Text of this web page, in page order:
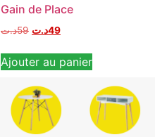
Gain de Place
59د.ت 49د.ت
Ajouter au panier